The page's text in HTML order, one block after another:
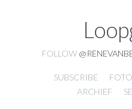
FOLLOW
SUBSCRIBE
ARCHIEF